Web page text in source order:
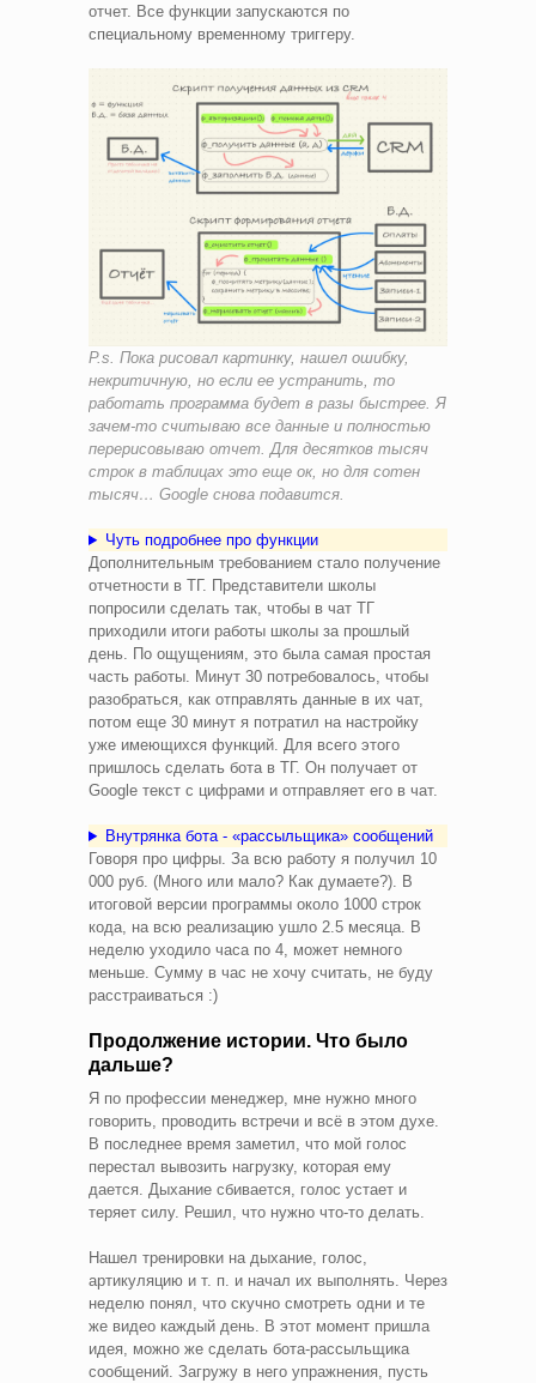
отчет. Все функции запускаются по
специальному временному триггеру.
P.s. Пока рисовал картинку, нашел ошибку,
некритичную, но если ее устранить, то
работать программа будет в разы быстрее. Я
зачем-то считываю все данные и полностью
перерисовываю отчет. Для десятков тысяч
строк в таблицах это еще ок, но для сотен
тысяч… Google снова подавится.
Чуть подробнее про функции
Дополнительным требованием стало получение
отчетности в ТГ. Представители школы
попросили сделать так, чтобы в чат ТГ
приходили итоги работы школы за прошлый
день. По ощущениям, это была самая простая
часть работы. Минут 30 потребовалось, чтобы
разобраться, как отправлять данные в их чат,
потом еще 30 минут я потратил на настройку
уже имеющихся функций. Для всего этого
пришлось сделать бота в ТГ. Он получает от
Google текст с цифрами и отправляет его в чат.
Внутрянка бота - «рассыльщика» сообщений
Говоря про цифры. За всю работу я получил 10
000 руб. (Много или мало? Как думаете?). В
итоговой версии программы около 1000 строк
кода, на всю реализацию ушло 2.5 месяца. В
неделю уходило часа по 4, может немного
меньше. Сумму в час не хочу считать, не буду
расстраиваться :)
Продолжение истории. Что было
дальше?
Я по профессии менеджер, мне нужно много
говорить, проводить встречи и всё в этом духе.
В последнее время заметил, что мой голос
перестал вывозить нагрузку, которая ему
дается. Дыхание сбивается, голос устает и
теряет силу. Решил, что нужно что-то делать.
Нашел тренировки на дыхание, голос,
артикуляцию и т. п. и начал их выполнять. Через
неделю понял, что скучно смотреть одни и те
же видео каждый день. В этот момент пришла
идея, можно же сделать бота-рассыльщика
сообщений. Загружу в него упражнения, пусть